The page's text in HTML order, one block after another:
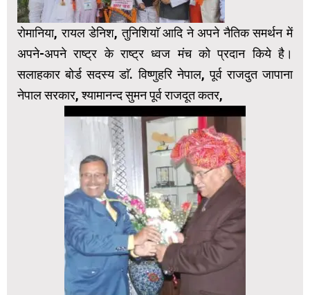
रोमानिया, रायल डेनिश, तुनिशियाॅ आदि ने अपने नैतिक समर्थन में
अपने-अपने राष्ट्र के राष्ट्र ध्वज मंच को प्रदान किये है।
सलाहकार बोर्ड सदस्य डाॅ. विष्णुहरि नेपाल, पूर्व राजदुत जापाना
नेपाल सरकार, श्यामानन्द सुमन पूर्व राजदूत कतर,